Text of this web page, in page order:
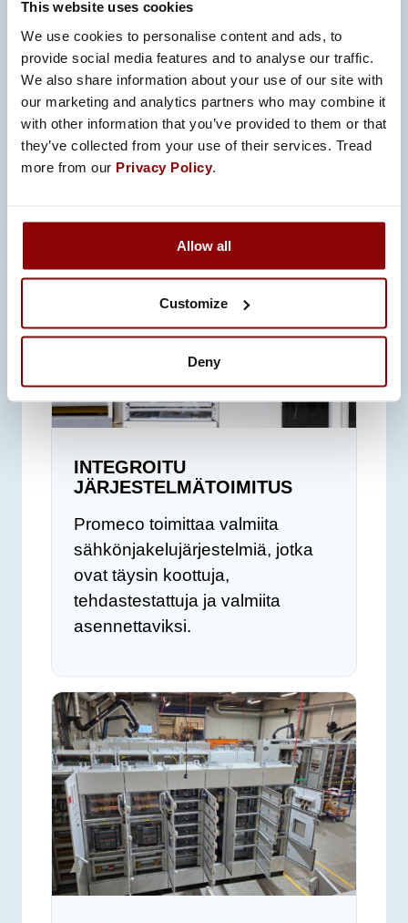
This website uses cookies
We use cookies to personalise content and ads, to
provide social media features and to analyse our traffic.
We also share information about your use of our site with
our marketing and analytics partners who may combine it
with other information that you’ve provided to them or that
they’ve collected from your use of their services. Tread
more from our Privacy Policy.
Allow all
Customize
Deny
ansiosta pystymme auttamaan
asiakkaitamme löytämään
kustannusten, laadun ja
teknisten vaatimusten
näkökulmasta
tarkoituksenmukaisimman
ratkaisun.
INTEGROITU
JÄRJESTELMÄTOIMITUS
Promeco toimittaa valmiita
sähkönjakelujärjestelmiä, jotka
ovat täysin koottuja,
tehdastestattuja ja valmiita
asennettaviksi.